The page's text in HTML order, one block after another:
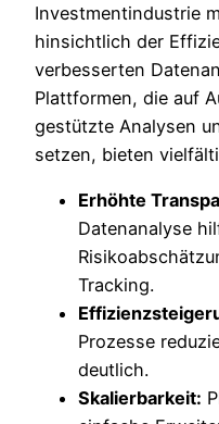
Investmentindustrie
hinsichtlich der
verbesserten
Plattformen, die auf
gestützte Analysen
setzen, bieten
Erhöhte
Datenanalyse
Tracking.
Prozesse
deutlich.
Skalierbarkeit: